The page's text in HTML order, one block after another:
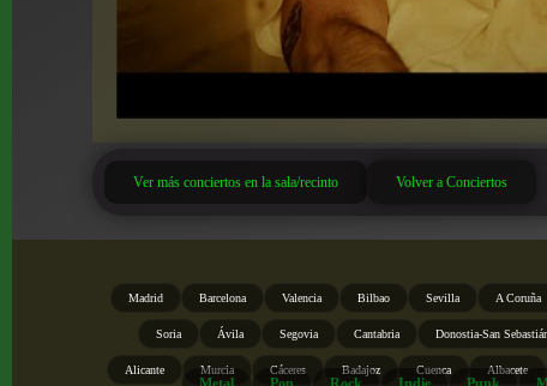
Ver más conciertos en la sala/recinto Volver a Conciertos
Madrid Barcelona Valencia Bilbao Sevilla A Coruña
Soria Ávila Segovia Cantabria Donostia-San
Alicante Murcia Cáceres Badajoz Cuenca Albacete